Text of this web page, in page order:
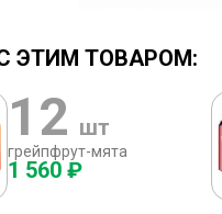
ЭТИМ ТОВАРОМ:
12 шт
грейпфрут-мята
1 560 ₽